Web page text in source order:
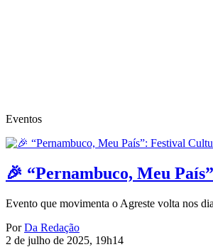
Eventos
🎉 “Pernambuco, Meu
Evento que movimenta o Agreste volta nos
PorDa Redação
2 de julho de 2025, 19h14